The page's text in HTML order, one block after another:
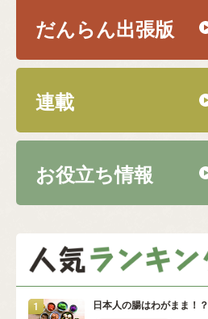
だんらん出張版
連載
お役立ち情報
日本人の腸はわがまま！？